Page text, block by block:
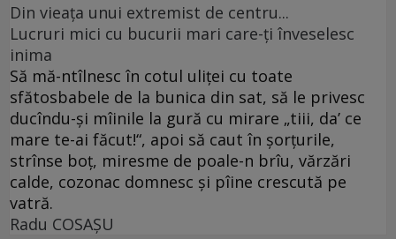
Din vieaţa unui extremist de centru...
Lucruri mici cu bucurii mari care-ţi înveselesc
inima
Să mă-ntîlnesc în cotul uliţei cu toate
sfătosbabele de la bunica din sat, să le privesc
ducîndu-şi mîinile la gură cu mirare „tiii, da’ ce
mare te-ai făcut!“, apoi să caut în şorţurile,
strînse boţ, miresme de poale-n brîu, vărzări
calde, cozonac domnesc şi pîine crescută pe
vatră.
Radu COSAŞU